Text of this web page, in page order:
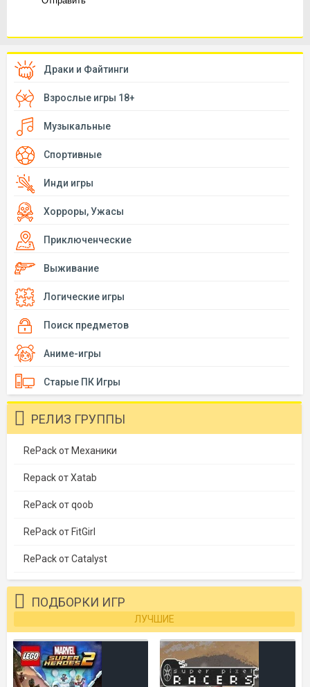
Драки и Файтинги
Взрослые игры 18+
Музыкальные
Спортивные
Инди игры
Хорроры, Ужасы
Приключенческие
Выживание
Логические игры
Поиск предметов
Аниме-игры
Старые ПК Игры
РЕЛИЗ ГРУППЫ
RePack от Механики
Repack от Xatab
RePack от qoob
RePack от FitGirl
RePack от Catalyst
ПОДБОРКИ ИГР
ЛУЧШИЕ